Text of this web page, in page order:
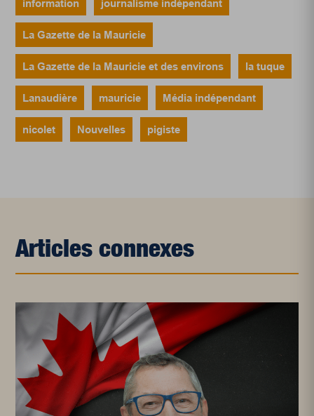
information journalisme indépendant
La Gazette de la Mauricie
La Gazette de la Mauricie et des environs la tuque
Lanaudière mauricie Média indépendant
nicolet Nouvelles pigiste
Articles connexes